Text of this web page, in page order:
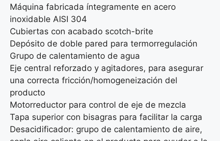
Máquina fabricada íntegramente en acero
inoxidable AISI 304
Cubiertas con acabado scotch-brite
Depósito de doble pared para termorregulación
Grupo de calentamiento de agua
Eje central reforzado y agitadores, para asegurar
una correcta fricción/homogeneización del
producto
Motorreductor para control de eje de mezcla
Tapa superior con bisagras para facilitar la carga
Desacidificador: grupo de calentamiento de aire,